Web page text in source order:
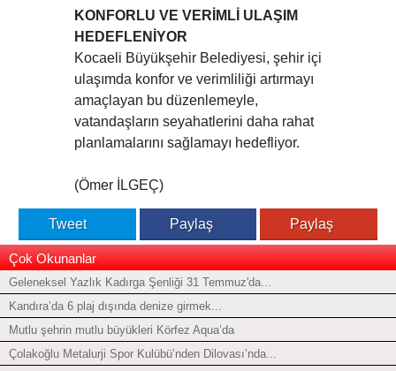
KONFORLU VE VERİMLİ ULAŞIM
HEDEFLENİYOR
Kocaeli Büyükşehir Belediyesi, şehir içi
ulaşımda konfor ve verimliliği artırmayı
amaçlayan bu düzenlemeyle,
vatandaşların seyahatlerini daha rahat
planlamalarını sağlamayı hedefliyor.
(Ömer İLGEÇ)
Tweet Paylaş Paylaş
Çok Okunanlar
Geleneksel Yazlık Kadırga Şenliği 31 Temmuz'da...
Kandıra’da 6 plaj dışında denize girmek...
Mutlu şehrin mutlu büyükleri Körfez Aqua’da
Çolakoğlu Metalurji Spor Kulübü’nden Dilovası’nda...